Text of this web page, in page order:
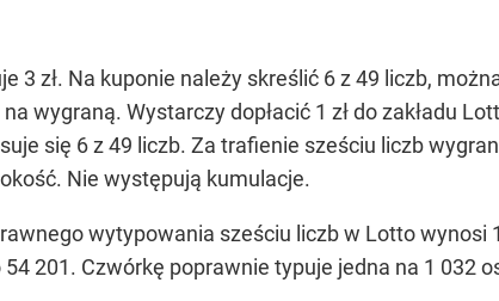
3 zł. Na kuponie należy skreślić 6 z 49 liczb,
wygraną. Wystarczy dopłacić 1 zł do zakładu
się 6 z 49 liczb. Za trafienie sześciu liczb
Nie występują kumulacje.
wytypowania sześciu liczb w Lotto wynosi
201. Czwórkę poprawnie typuje jedna na 1 032